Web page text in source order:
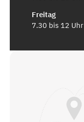
Freitag
7.30 bis 12 Uhr